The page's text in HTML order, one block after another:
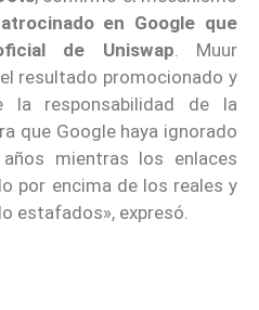
en Google que
de Uniswap . Muur
resultado promocionado y
la responsabilidad de la
que Google haya ignorado
mientras los enlaces
por encima de los reales y
estafados», expresó.